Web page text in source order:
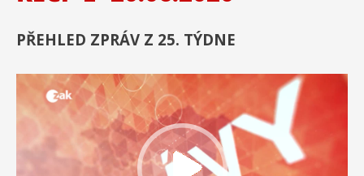
PŘEHLED ZPRÁV Z 25. TÝDNE